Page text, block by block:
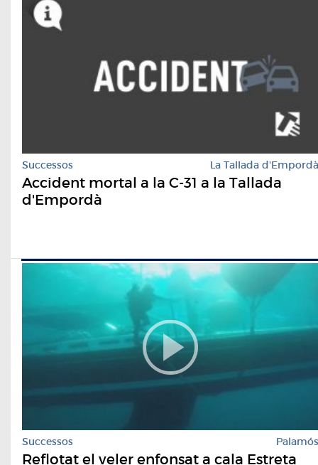
Successos La Tallada d'Empordà
Accident mortal a la C-31 a la Tallada
d'Empordà
Successos Palamós
Reflotat el veler enfonsat a cala Estreta